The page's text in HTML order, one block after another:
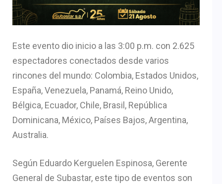
Este evento dio inicio a las 3:00 p.m. con 2.625
espectadores conectados desde varios
rincones del mundo: Colombia, Estados Unidos,
España, Venezuela, Panamá, Reino Unido,
Bélgica, Ecuador, Chile, Brasil, República
Dominicana, México, Países Bajos, Argentina,
Australia.
Según Eduardo Kerguelen Espinosa, Gerente
General de Subastar, este tipo de eventos son